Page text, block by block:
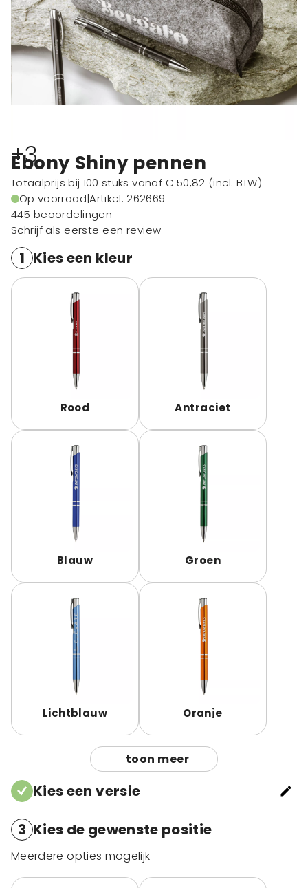
+3
Ebony Shiny pennen
Totaalprijs bij 100 stuks vanaf€ 50,82 (incl. BTW)
Op voorraad|Artikel: 262669
445 beoordelingen
Schrijf als eerste een review
1 Kies een kleur
Rood Antraciet
Blauw Groen
Lichtblauw Oranje
toon meer
Kies een versie
3 Kies de gewenste positie
Meerdere opties mogelijk